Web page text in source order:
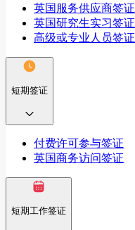
英国服务供应商签证
英国研究生实习签证
高级或专业人员签证
短期签证
付费许可参与签证
英国商务访问签证
短期工作签证